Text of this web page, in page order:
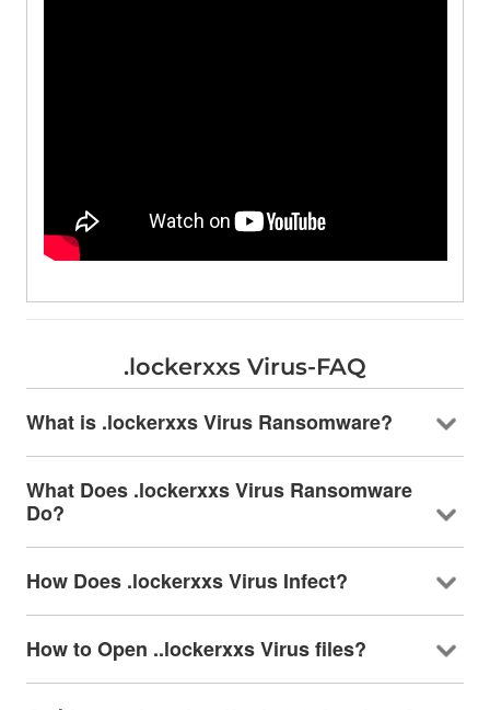
.lockerxxs Virus-FAQ
What is .lockerxxs Virus Ransomware?
What Does .lockerxxs Virus Ransomware
Do?
How Does .lockerxxs Virus Infect?
How to Open ..lockerxxs Virus files?